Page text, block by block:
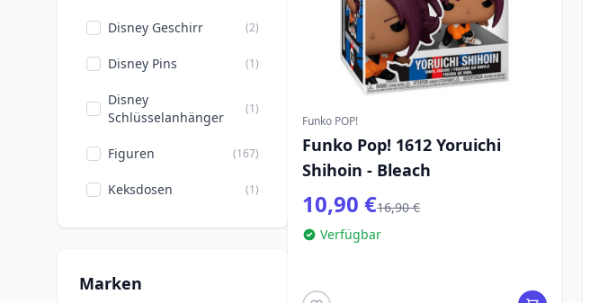
Disney Geschirr (2)
Disney Pins (1)
Disney
Schlüsselanhänger
(1)
Figuren (167)
Keksdosen (1)
Kuscheltiere, Kissen (7)
Marken
Funko POP!
Funko Pop! 1612 Yoruichi
Shihoin - Bleach
10,90 €16,90 €
Verfügbar